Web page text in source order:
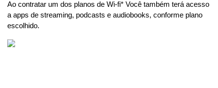
Ao contratar um dos planos de Wi-fi* Você também terá acesso
a apps de streaming, podcasts e audiobooks, conforme plano
escolhido.